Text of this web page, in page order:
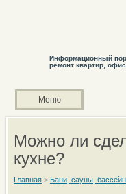
Информационный
ремонт квартир,
Меню
Можно ли
кухне?
Главная> Бани, сауны,